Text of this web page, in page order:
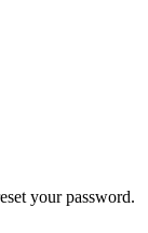
your password.